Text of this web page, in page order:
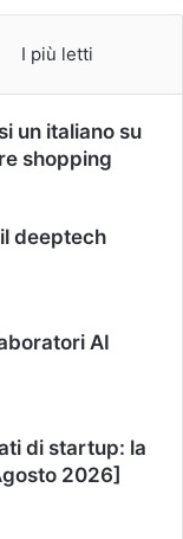
I più letti
un italiano su
shopping
deeptech
AI
di startup: la
2026]